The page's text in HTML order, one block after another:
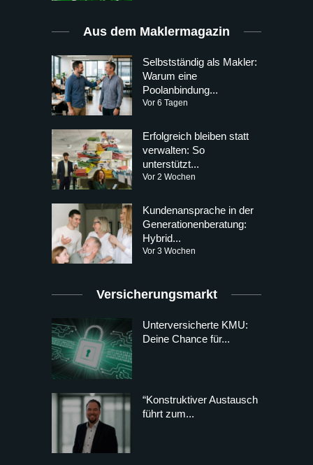
Aus dem Maklermagazin
Selbstständig als Makler:
Warum eine
Poolanbindung...
Vor 6 Tagen
Erfolgreich bleiben statt
verwalten: So
unterstützt...
Vor 2 Wochen
Kundenansprache in der
Generationenberatung:
Hybrid...
Vor 3 Wochen
Versicherungsmarkt
Unterversicherte KMU:
Deine Chance für...
“Konstruktiver Austausch
führt zum...